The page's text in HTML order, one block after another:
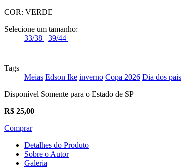
COR: VERDE
Selecione um tamanho:
33/38
39/44
Tags
Meias Edson Ike inverno Copa 2026 Dia dos pais
Disponível Somente para o Estado de SP
R$ 25,00
Comprar
Detalhes do Produto
Sobre o Autor
Galeria